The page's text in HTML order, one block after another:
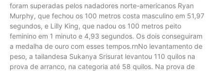
foram superadas pelos nadadores norte-americanos Ryan
Murphy, que fechou os 100 metros costa masculino em 51,97
segundos, e Lilly King, que nadou os 100 metros peito
feminino em 1 minuto e 4,93 segundos. Os dois conseguiram
a medalha de ouro com esses tempos.rnNo levantamento de
peso, a tailandesa Sukanya Srisurat levantou 110 quilos na
prova de arranco, na categoria até 58 quilos. Na prova de